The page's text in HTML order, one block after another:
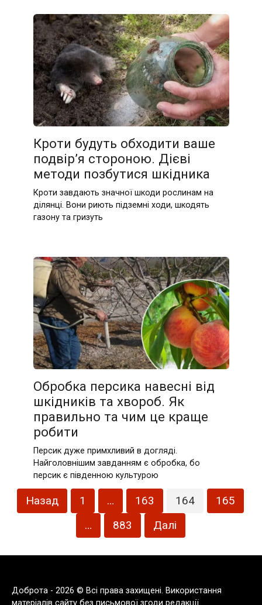
Кроти будуть обходити ваше
подвір’я стороною. Дієві
методи позбутися шкідника
Кроти завдають значної шкоди рослинам на
ділянці. Вони риють підземні ходи, шкодять
газону та гризуть
Обробка персика навесні від
шкідників та хвороб. Як
правильно та чим це краще
робити
Персик дуже примхливий в догляді.
Найголовнішим завданням є обробка, бо
персик є південною культурою
Пагінація
записів
Назад 1 … 163 164
165
…
883 Далі
Доброта - 2026 © Всі права захищені. Використання
матеріалів сайту без письмової згоди редакції